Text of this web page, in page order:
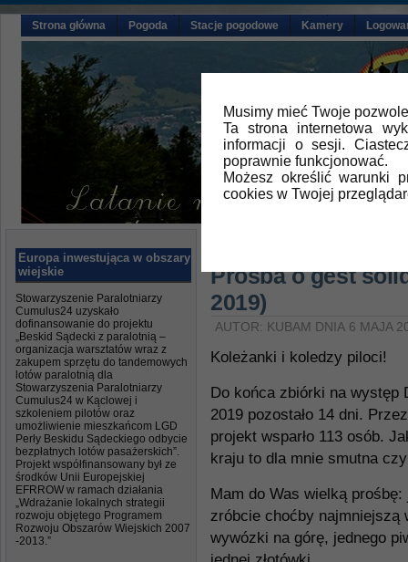
Musimy mieć Twoje
Ta strona internetowa
informacji o sesji.
poprawnie funkcjonować.
Możesz określić warunki
cookies w Twojej
Strona główna Pogoda Stacje pogodowe Kamery
Europa inwestująca w obszary
wiejskie
Stowarzyszenie Paralotniarzy
Cumulus24 uzyskało
dofinansowanie do projektu
„Beskid Sądecki z paralotnią –
organizacja warsztatów wraz z
zakupem sprzętu do tandemowych
lotów paralotnią dla
Stowarzyszenia Paralotniarzy
Cumulus24 w Kąclowej i
szkoleniem pilotów oraz
umożliwienie mieszkańcom LGD
Perły Beskidu Sądeckiego odbycie
bezpłatnych lotów pasażerskich”.
Projekt współfinansowany był ze
środków Unii Europejskiej
EFRROW w ramach działania
„Wdrażanie lokalnych strategii
rozwoju objętego Programem
Rozwoju Obszarów Wiejskich 2007
-2013.”
Prośba o gest
2019)
AUTOR: KUBAM DNIA 6 MAJA
Koleżanki i koledzy piloci!
Do końca zbiórki na występ
2019 pozostało 14 dni.
projekt wsparło 113 osób.
kraju to dla mnie smutna
Mam do Was wielką
zróbcie choćby najmniejszą
wywózki na górę, jednego